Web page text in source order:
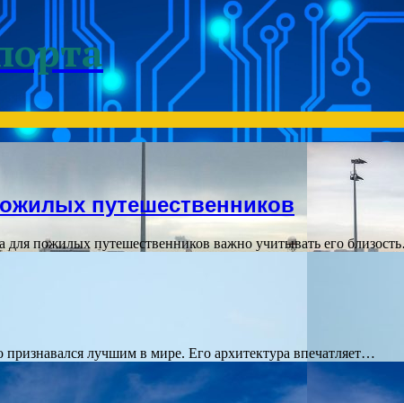
путешественников
пожилых путешественников важно учитывать его
лучшим в мире. Его архитектура впечатляет…